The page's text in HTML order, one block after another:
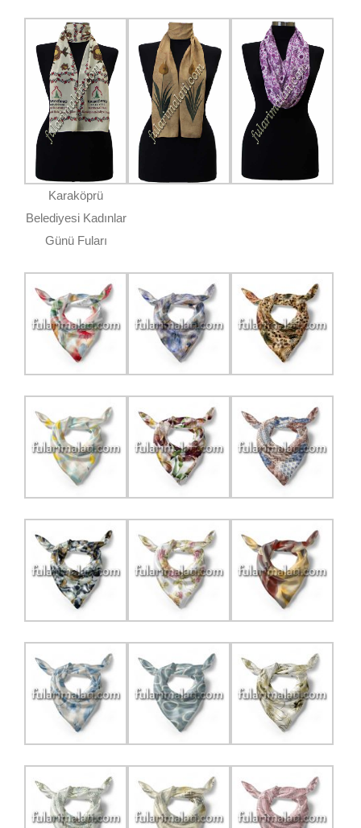
Karaköprü
Belediyesi Kadınlar
Günü Fuları